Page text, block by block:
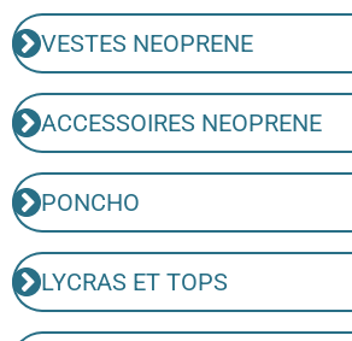
VESTES NEOPRENE
ACCESSOIRES NEOPRENE
PONCHO
LYCRAS ET TOPS